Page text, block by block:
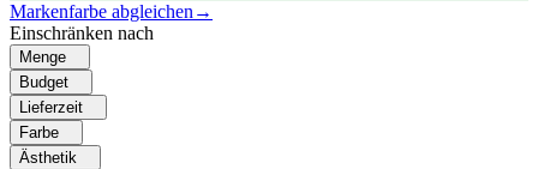
Markenfarbe abgleichen →
Einschränken nach
Menge
Budget
Lieferzeit
Farbe
Ästhetik